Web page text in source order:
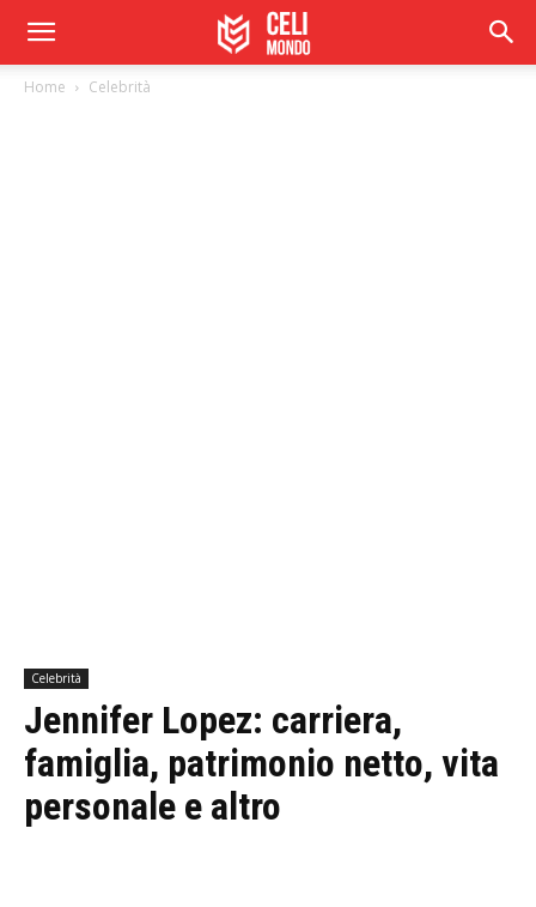
Home Celebrità
Celebrità
Jennifer Lopez: carriera,
famiglia, patrimonio netto, vita
personale e altro